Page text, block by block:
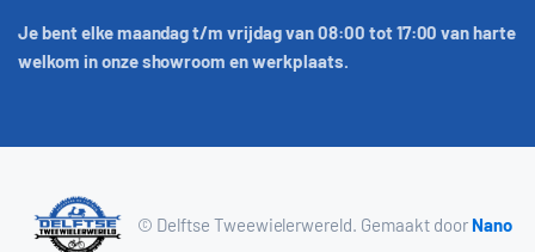
Je bent elke maandag t/m vrijdag van 08:00 tot 17:00 van harte
welkom in onze showroom en werkplaats.
© Delftse Tweewielerwereld. Gemaakt door Nano